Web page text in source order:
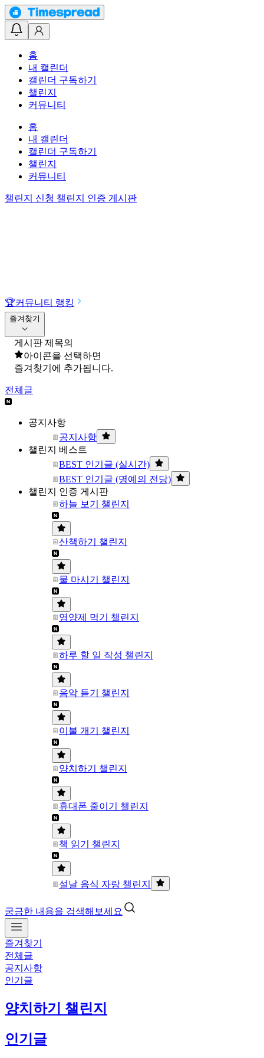
홈
내 캘린더
캘린더 구독하기
챌린지
커뮤니티
홈
내 캘린더
캘린더 구독하기
챌린지
커뮤니티
챌린지 신청 챌린지 인증 게시판
🏆커뮤니티 랭킹
즐겨찾기
게시판 제목의
아이콘을 선택하면
즐겨찾기에 추가됩니다.
전체글
공지사항
공지사항
챌린지 베스트
BEST 인기글 (실시간)
BEST 인기글 (명예의 전당)
챌린지 인증 게시판
하늘 보기 챌린지
산책하기 챌린지
물 마시기 챌린지
영양제 먹기 챌린지
하루 할 일 작성 챌린지
음악 듣기 챌린지
이불 개기 챌린지
양치하기 챌린지
휴대폰 줄이기 챌린지
책 읽기 챌린지
설날 음식 자랑 챌린지
궁금한 내용을 검색해보세요
즐겨찾기
전체글
공지사항
인기글
양치하기 챌린지
인기글